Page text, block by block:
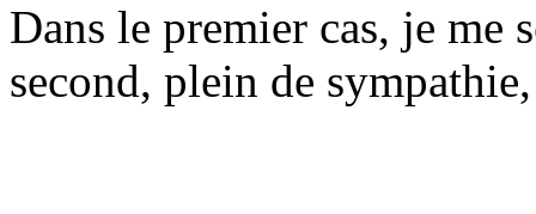
Dans le premier cas, je me
second, plein de